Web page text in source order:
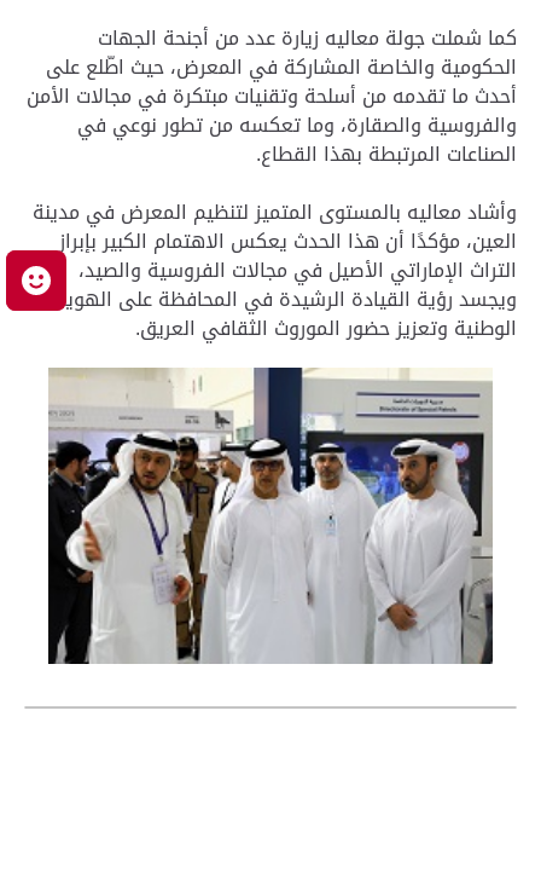
كما شملت جولة معاليه زيارة عدد من أجنحة الجهات
الحكومية والخاصة المشاركة في المعرض، حيث اطّلع على
أحدث ما تقدمه من أسلحة وتقنيات مبتكرة في مجالات الأمن
والفروسية والصقارة، وما تعكسه من تطور نوعي في
الصناعات المرتبطة بهذا القطاع.
وأشاد معاليه بالمستوى المتميز لتنظيم المعرض في مدينة
العين، مؤكدًا أن هذا الحدث يعكس الاهتمام الكبير بإبراز
التراث الإماراتي الأصيل في مجالات الفروسية والصيد،
ويجسد رؤية القيادة الرشيدة في المحافظة على الهوية
الوطنية وتعزيز حضور الموروث الثقافي العريق.